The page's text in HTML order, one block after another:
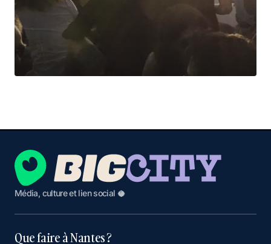
Média, culture et lien social 🥥
Que faire à Nantes ?